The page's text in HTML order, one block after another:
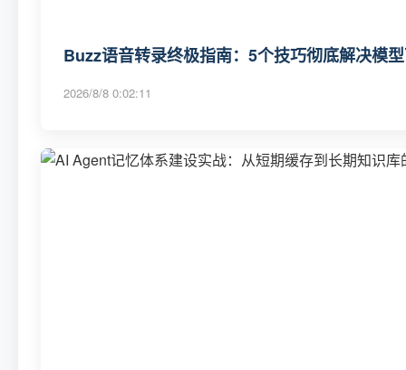
Buzz语音转录终极指南：5个技巧彻底解决模
2026/8/8 0:02:11